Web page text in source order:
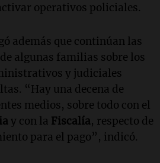
operativos policiales.
además que continúan las
algunas familias sobre los
y judiciales
“Hay una decena de
medios, sobre todo con el
y con la Fiscalía, respecto de
para el pago”, indicó.